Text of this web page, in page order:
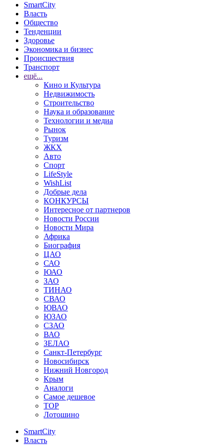
SmartCity
Власть
Общество
Тенденции
Здоровье
Экономика и бизнес
Происшествия
Транспорт
ещё...
Кино и Культура
Недвижимость
Строительство
Наука и образование
Технологии и медиа
Рынок
Туризм
ЖКХ
Авто
Спорт
LifeStyle
WishList
Добрые дела
КОНКУРСЫ
Интересное от партнеров
Новости России
Новости Мира
Африка
Биография
ЦАО
САО
ЮАО
ЗАО
ТИНАО
СВАО
ЮВАО
ЮЗАО
СЗАО
ВАО
ЗЕЛАО
Санкт-Петербург
Новосибирск
Нижний Новгород
Крым
Аналоги
Самое дешевое
TOP
Лотошино
SmartCity
Власть